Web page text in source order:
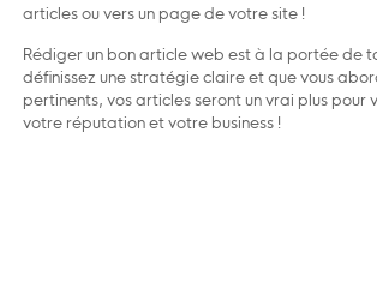
articles ou vers un page de votre site !
Rédiger un bon article web est à la portée de
définissez une stratégie claire et que vous
pertinents, vos articles seront un vrai plus pour
votre réputation et votre business !